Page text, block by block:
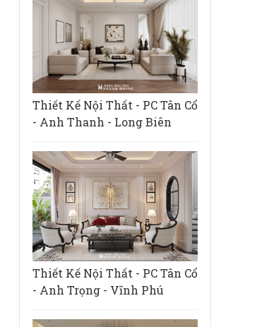
Thiết Kế Nội Thất - PC Tân Cổ
- Anh Thanh - Long Biên
Thiết Kế Nội Thất - PC Tân Cổ
- Anh Trọng - Vĩnh Phú